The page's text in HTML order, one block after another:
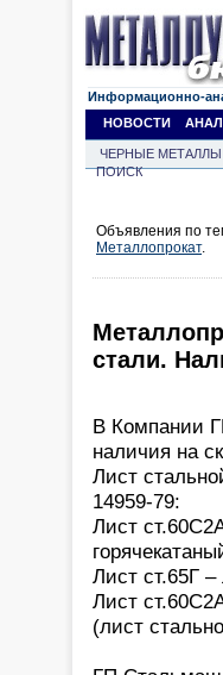
Информационно-
НОВОСТИ
ЧЕРНЫЕ МЕТАЛЛЫ
ПОИСК
Объявления по
Металлопрокат.
стали.
В Компании
наличия на
Лист
14959-79:
Лист
Лист ст.65Г
Лист
(лист